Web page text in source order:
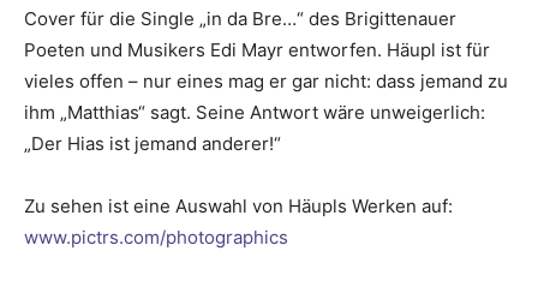
Cover für die Single „in da Bre…“ des Brigittenauer
Poeten und Musikers Edi Mayr entworfen. Häupl ist für
vieles offen – nur eines mag er gar nicht: dass jemand zu
ihm „Matthias“ sagt. Seine Antwort wäre unweigerlich:
„Der Hias ist jemand anderer!“
Zu sehen ist eine Auswahl von Häupls Werken auf:
www.pictrs.com/photographics